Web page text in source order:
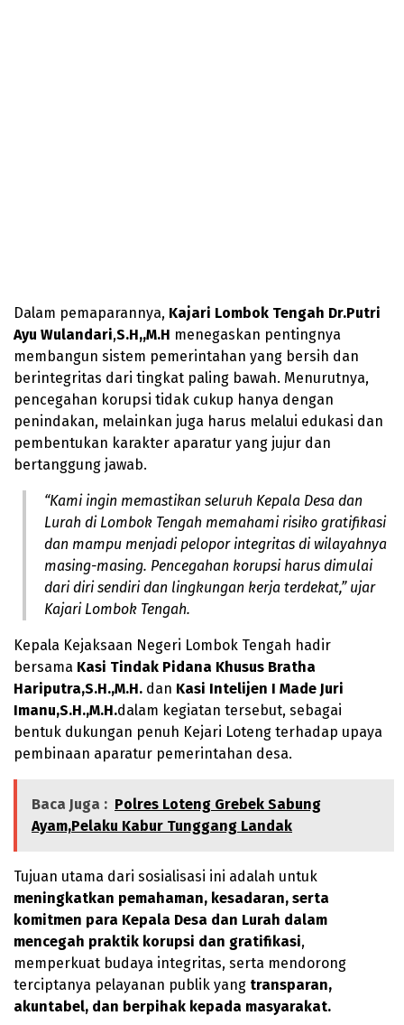
Dalam pemaparannya, Kajari Lombok Tengah Dr.Putri
Ayu Wulandari,S.H,,M.H menegaskan pentingnya
membangun sistem pemerintahan yang bersih dan
berintegritas dari tingkat paling bawah. Menurutnya,
pencegahan korupsi tidak cukup hanya dengan
penindakan, melainkan juga harus melalui edukasi dan
pembentukan karakter aparatur yang jujur dan
bertanggung jawab.
“Kami ingin memastikan seluruh Kepala Desa dan
Lurah di Lombok Tengah memahami risiko gratifikasi
dan mampu menjadi pelopor integritas di wilayahnya
masing-masing. Pencegahan korupsi harus dimulai
dari diri sendiri dan lingkungan kerja terdekat,” ujar
Kajari Lombok Tengah.
Kepala Kejaksaan Negeri Lombok Tengah hadir
bersama Kasi Tindak Pidana Khusus Bratha
Hariputra,S.H.,M.H. dan Kasi Intelijen I Made Juri
Imanu,S.H.,M.H.dalam kegiatan tersebut, sebagai
bentuk dukungan penuh Kejari Loteng terhadap upaya
pembinaan aparatur pemerintahan desa.
Baca Juga : Polres Loteng Grebek Sabung
Ayam,Pelaku Kabur Tunggang Landak
Tujuan utama dari sosialisasi ini adalah untuk
meningkatkan pemahaman, kesadaran, serta
komitmen para Kepala Desa dan Lurah dalam
mencegah praktik korupsi dan gratifikasi,
memperkuat budaya integritas, serta mendorong
terciptanya pelayanan publik yang transparan,
akuntabel, dan berpihak kepada masyarakat.